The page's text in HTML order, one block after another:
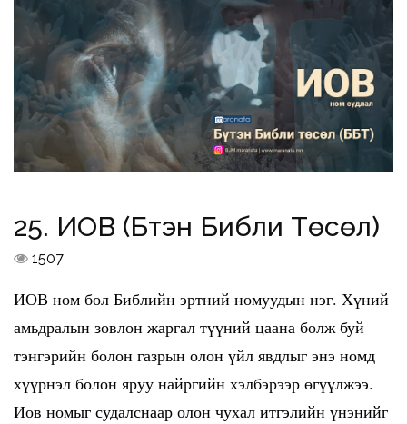
25. ИОВ (Бүтэн Библи Төсөл)
1507
ИОВ ном бол Библийн эртний номуудын нэг. Хүний
амьдралын зовлон жаргал түүний цаана болж буй
тэнгэрийн болон газрын олон үйл явдлыг энэ номд
хүүрнэл болон яруу найргийн хэлбэрээр өгүүлжээ.
Иов номыг судалснаар олон чухал итгэлийн үнэнийг